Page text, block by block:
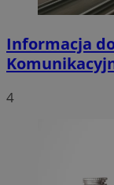
Informacja
4